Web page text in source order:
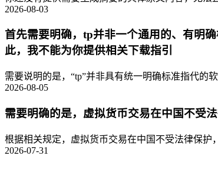
2026-08-03
首先需要明确，tp并非一个通用的、有明
此，我不能为你提供相关下载指引
需要说明的是，“tp”并非具有统一明确标准指代的
2026-08-05
需要明确的是，虚拟货币交易在中国不受
根据相关规定，虚拟货币交易在中国不受法律保
2026-07-31